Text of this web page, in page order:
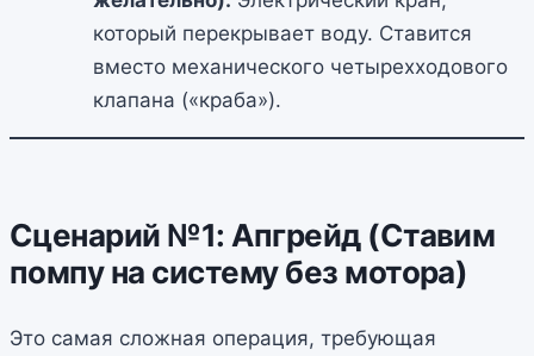
который перекрывает воду. Ставится
вместо механического четырехходового
клапана («краба»).
Сценарий №1: Апгрейд (Ставим
помпу на систему без мотора)
Это самая сложная операция, требующая